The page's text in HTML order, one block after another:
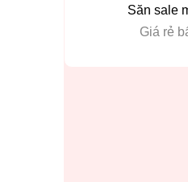
Săn sale
Giá rẻ